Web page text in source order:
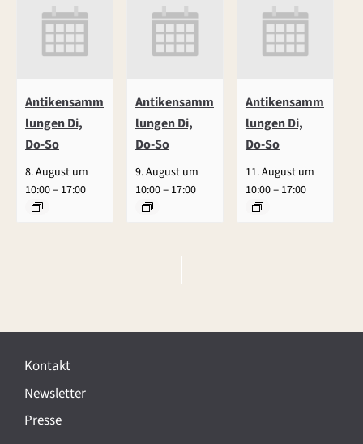
Antikensamm
lungen Di,
Do-So
8. August um
10:00– 17:00
Antikensamm
lungen Di,
Do-So
9. August um
10:00– 17:00
Antikensamm
lungen Di,
Do-So
11. August um
10:00– 17:00
e
a
n
Kontakt
Newsletter
Presse